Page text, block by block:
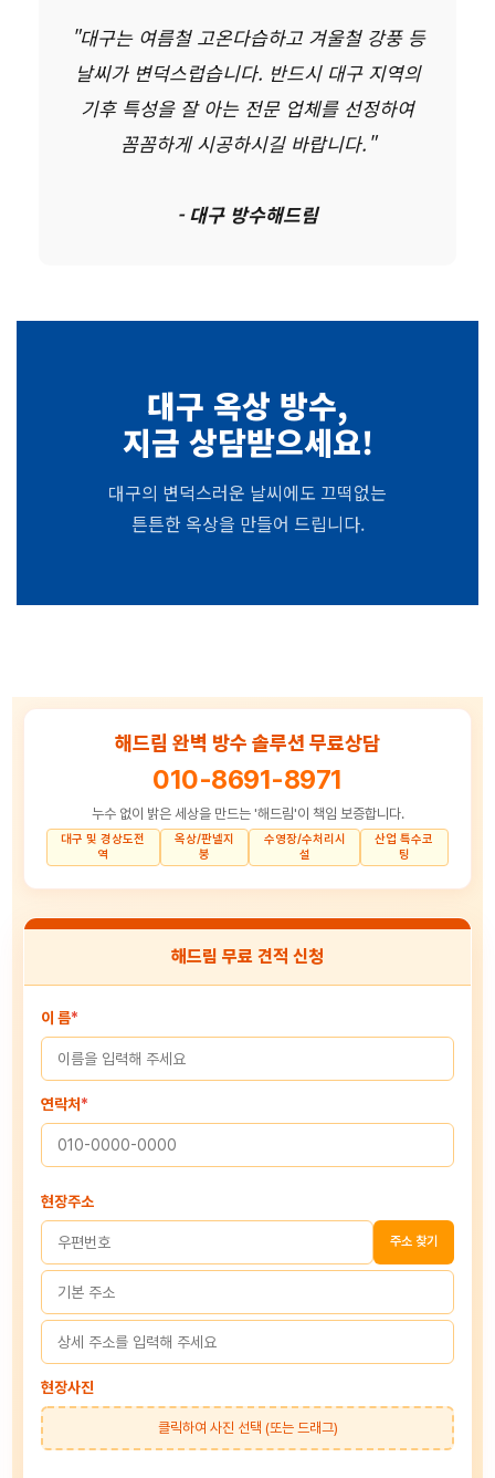
"대구는 여름철 고온다습하고 겨울철 강풍 등
날씨가 변덕스럽습니다. 반드시 대구 지역의
기후 특성을 잘 아는 전문 업체를 선정하여
꼼꼼하게 시공하시길 바랍니다."
- 대구 방수해드림
대구 옥상 방수,
지금 상담받으세요!
대구의 변덕스러운 날씨에도 끄떡없는
튼튼한 옥상을 만들어 드립니다.
해드림 완벽 방수 솔루션 무료상담
1644-1268
010-8691-8971
누수 없이 밝은 세상을 만드는 '해드림'이 책임 보증합니다.
대구 및 경상도전
역
옥상/판넬지
붕
수영장/수처리시
설
산업 특수코
팅
해드림 무료 견적 신청
이 름*
연락처*
현장주소
주소 찾기
현장사진
클릭하여 사진 선택 (또는 드래그)